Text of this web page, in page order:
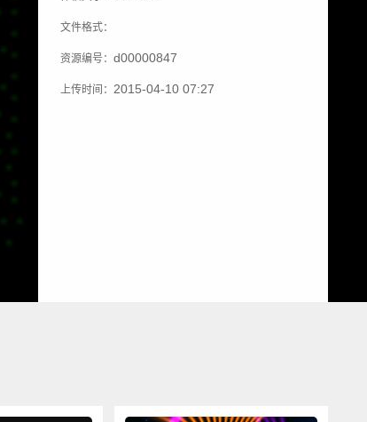
文件格式：
资源编号：d00000847
上传时间：2015-04-10 07:27